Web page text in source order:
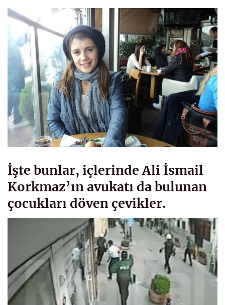
İşte bunlar, içlerinde Ali İsmail
Korkmaz’ın avukatı da bulunan
çocukları döven çevikler.